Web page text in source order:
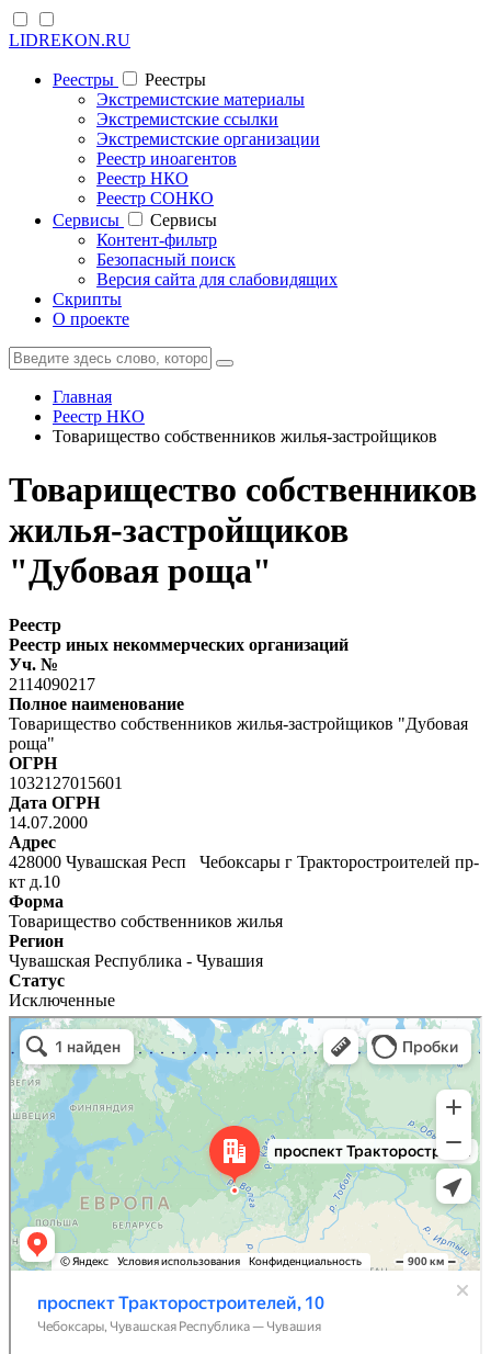
LIDREKON.RU
Реестры
Реестры
Экстремистские материалы
Экстремистские ссылки
Экстремистские организации
Реестр иноагентов
Реестр НКО
Реестр СОНКО
Cервисы
Cервисы
Контент-фильтр
Безопасный поиск
Версия сайта для слабовидящих
Скрипты
О проекте
Главная
Реестр НКО
Товарищество собственников жилья-застройщиков
Товарищество собственников
жилья-застройщиков
"Дубовая роща"
Реестр
Реестр иных некоммерческих организаций
Уч. №
2114090217
Полное наименование
Товарищество собственников жилья-застройщиков "Дубовая
роща"
ОГРН
1032127015601
Дата ОГРН
14.07.2000
Адрес
428000 Чувашская Респ Чебоксары г Тракторостроителей пр-
кт д.10
Форма
Товарищество собственников жилья
Регион
Чувашская Республика - Чувашия
Статус
Исключенные